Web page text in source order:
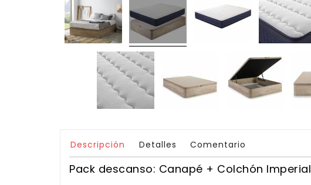
Descripción Detalles Comentario
Pack descanso: Canapé + Colchón Imperial